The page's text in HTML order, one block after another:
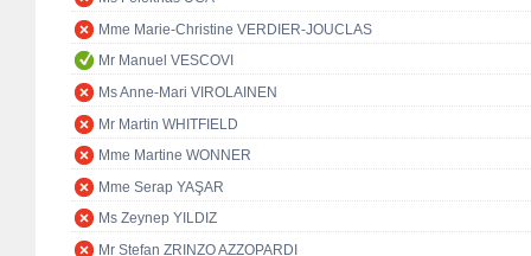
Mme Marie-Christine VERDIER-JOUCLAS
Mr Manuel VESCOVI
Ms Anne-Mari VIROLAINEN
Mr Martin WHITFIELD
Mme Martine WONNER
Mme Serap YAŞAR
Ms Zeynep YILDIZ
Mr Stefan ZRINZO AZZOPARDI